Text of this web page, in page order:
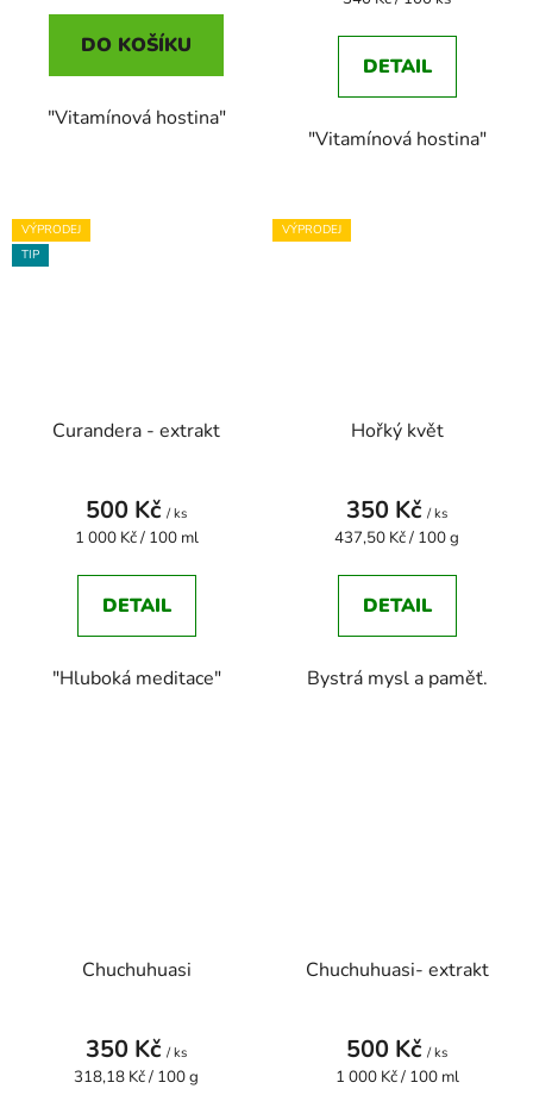
DO KOŠÍKU
"Vitamínová hostina"
DETAIL
"Vitamínová hostina"
VÝPRODEJ
TIP
Curandera - extrakt
500 Kč / ks
Měrná
1 000 Kč / 100 ml
DETAIL
"Hluboká meditace"
VÝPRODEJ
Hořký květ
350 Kč / ks
Měrná
437,50 Kč / 100 g
DETAIL
Bystrá mysl a paměť.
Chuchuhuasi
350 Kč / ks
Měrná
318,18 Kč / 100 g
Chuchuhuasi- extrakt
500 Kč / ks
Měrná
1 000 Kč / 100 ml